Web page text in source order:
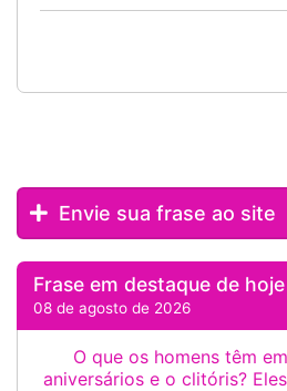
Envie sua frase ao site
Frase em destaque de hoje
08 de agosto de 2026
O que os homens têm
aniversários e o clitóris?